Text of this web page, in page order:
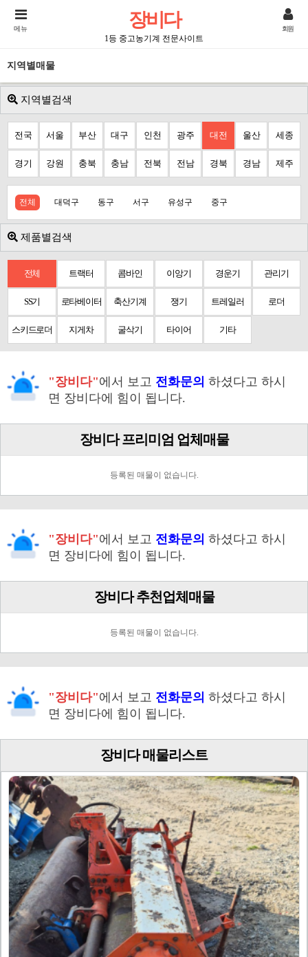
장비다
1등 중고농기계 전문사이트
메뉴 회원
지역별매물
지역별검색
전국 서울 부산 대구 인천 광주 대전 울산 세종
경기 강원 충북 충남 전북 전남 경북 경남 제주
전체 대덕구 동구 서구 유성구 중구
제품별검색
전체 트랙터 콤바인 이앙기 경운기 관리기
SS기 로타베이터 축산기계 쟁기 트레일러 로더
스키드로더 지게차 굴삭기 타이어 기타
"장비다"에서 보고 전화문의 하셨다고 하시
면 장비다에 힘이 됩니다.
장비다 프리미엄 업체매물
등록된 매물이 없습니다.
"장비다"에서 보고 전화문의 하셨다고 하시
면 장비다에 힘이 됩니다.
장비다 추천업체매물
등록된 매물이 없습니다.
"장비다"에서 보고 전화문의 하셨다고 하시
면 장비다에 힘이 됩니다.
장비다 매물리스트